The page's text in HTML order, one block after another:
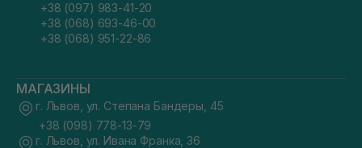
+38 (097) 983-41-20
+38 (068) 693-46-00
+38 (068) 951-22-86
МАГАЗИНЫ
г. Львов, ул. Степана Бандеры, 45
+38 (098) 778-13-79
г. Львов, ул. Ивана Франка, 36